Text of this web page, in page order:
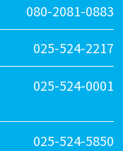
080-2081-0883
025-524-2217
025-524-0001
025-524-5850